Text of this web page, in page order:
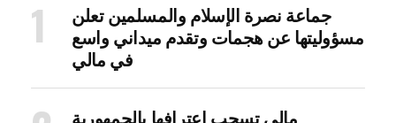
جماعة نصرة الإسلام والمسلمين تعلن
مسؤوليتها عن هجمات وتقدم ميداني واسع
في مالي
مالي تسحب اعترافها بالجمهورية